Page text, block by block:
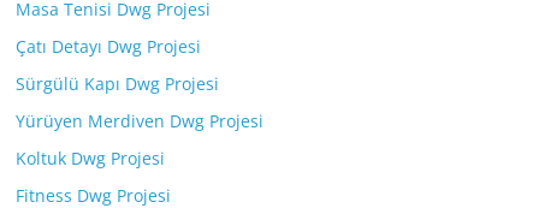
Masa Tenisi Dwg Projesi
Çatı Detayı Dwg Projesi
Sürgülü Kapı Dwg Projesi
Yürüyen Merdiven Dwg Projesi
Koltuk Dwg Projesi
Fitness Dwg Projesi